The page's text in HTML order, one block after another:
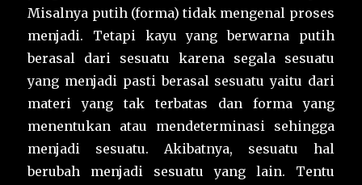
Misalnya putih (forma) tidak mengenal proses
menjadi. Tetapi kayu yang berwarna putih
berasal dari sesuatu karena segala sesuatu
yang menjadi pasti berasal sesuatu yaitu dari
materi yang tak terbatas dan forma yang
menentukan atau mendeterminasi sehingga
menjadi sesuatu. Akibatnya, sesuatu hal
berubah menjadi sesuatu yang lain. Tentu